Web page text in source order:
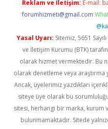
Reklam ve İletişim: E-mail:
forumhizmeti@gmail.com
Yasal Uyarı: Sitemiz, 5651
ve İletişim Kurumu (BTK)
olarak hizmet vermektedir. Bu
olarak denetleme veya
Ancak, üyelerimiz yazdıkları
siteye üye olarak bu
sitesi, herhangi bir marka, kurum
bulunmamaktadır. Sitede